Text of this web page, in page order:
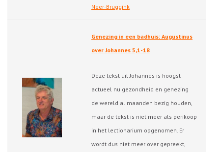
Neer-Bruggink
Genezing in een badhuis: Augustinus
over Johannes 5,1-18
Deze tekst uit Johannes is hoogst
actueel nu gezondheid en genezing
de wereld al maanden bezig houden,
maar de tekst is niet meer als perikoop
in het lectionarium opgenomen. Er
wordt dus niet meer over gepreekt,